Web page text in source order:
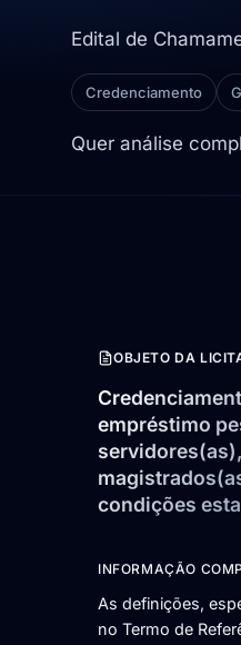
Edital de
Credenciamento
Quer análise
OBJETO DA
empréstimo
condições
INFORMAÇÃO
As definições,
no Termo de